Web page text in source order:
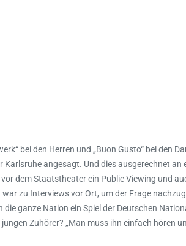
bei den Herren und „Buon Gusto“ bei den
angesagt. Und dies ausgerechnet an
dem Staatstheater ein Public Viewing und
zu Interviews vor Ort, um der Frage
ganze Nation ein Spiel der Deutschen
Zuhörer? „Man muss ihn einfach hören